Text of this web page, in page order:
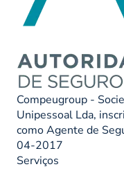
Compeugroup -
Unipessoal Lda,
como Agente de
04-2017
Serviços